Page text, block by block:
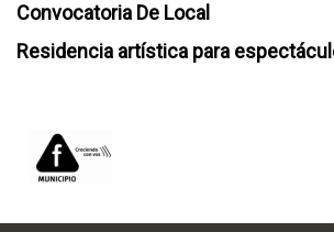
Convocatoria De Local
Residencia artística para